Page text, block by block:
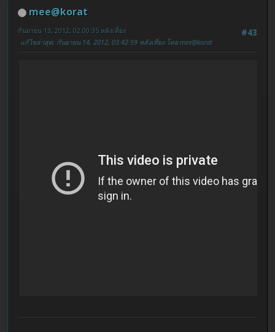
mee@korat
#43
กันยายน 13, 2012, 02:00:35 หลังเที่ยง
แก้ไขล่าสุด: กันยายน 14, 2012, 03:42:59 หลังเที่ยง โดย mee@korat